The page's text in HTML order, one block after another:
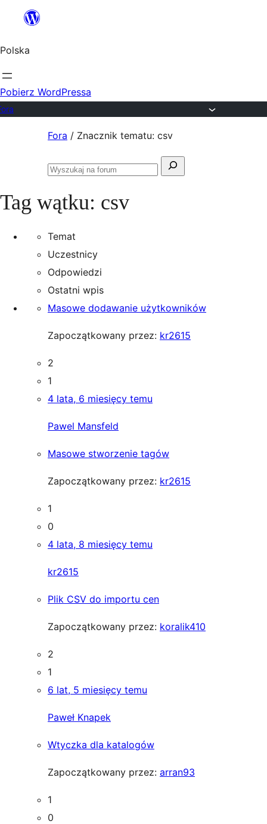
Przejdź
treści
Polska
Pobierz WordPressa
Fora / Znacznik tematu: csv
Szukaj:
Przeszukaj
Tag wątku: csv
Temat
Uczestnicy
Odpowiedzi
Ostatni wpis
Masowe dodawanie użytkowników
Zapoczątkowany przez: kr2615
2
1
4 lata, 6 miesięcy temu
Pawel Mansfeld
Masowe stworzenie tagów
Zapoczątkowany przez: kr2615
1
0
4 lata, 8 miesięcy temu
kr2615
Plik CSV do importu cen
Zapoczątkowany przez: koralik410
2
1
6 lat, 5 miesięcy temu
Paweł Knapek
Wtyczka dla katalogów
Zapoczątkowany przez: arran93
1
0